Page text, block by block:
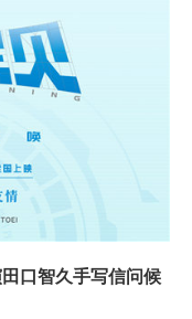
口智久手写信问候